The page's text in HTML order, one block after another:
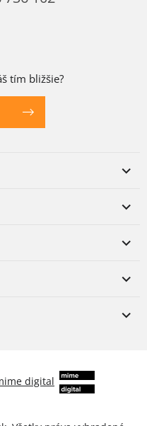
tím bližšie?
digital